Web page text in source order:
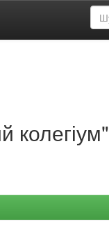
колегіум"